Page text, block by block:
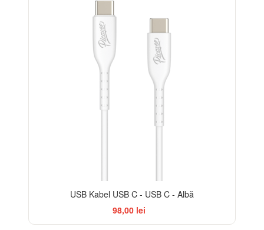
USB Kabel USB C - USB C - Albă
98,00 lei